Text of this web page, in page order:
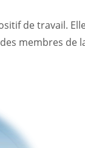
de travail.
membres de